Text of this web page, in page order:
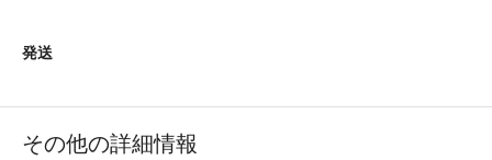
発送
その他の詳細情報